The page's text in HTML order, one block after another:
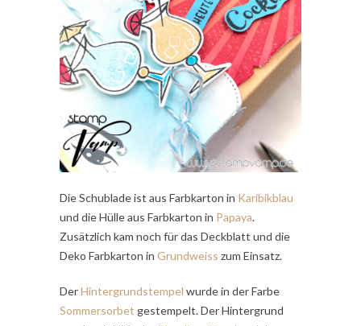
Die Schublade ist aus Farbkarton in Karibikblau
und die Hülle aus Farbkarton in Papaya.
Zusätzlich kam noch für das Deckblatt und die
Deko Farbkarton in Grundweiss zum Einsatz.
DerHintergrundstempel wurde in der Farbe
Sommersorbet gestempelt. Der Hintergrund